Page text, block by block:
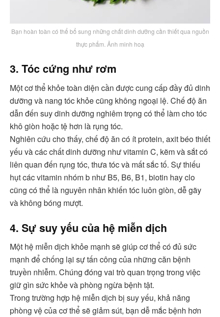
Bạn hoàn toàn có thể bổ sung những chất dinh dưỡng cần thiết qua nguồn
thực phẩm. Ảnh minh hoạ
3. Tóc cứng như rơm
Một cơ thể khỏe toàn diện cần được cung cấp đầy đủ dinh
dưỡng và nang tóc khỏe cũng không ngoại lệ. Chế độ ăn
dẫn đến suy dinh dưỡng nghiêm trọng có thể làm cho tóc
khô giòn hoặc tệ hơn là rụng tóc.
Nghiên cứu cho thấy, chế độ ăn có ít protein, axit béo thiết
yếu và các chất dinh dưỡng như vitamin C, kẽm và sắt có
liên quan đến rụng tóc, thưa tóc và mất sắc tố. Sự thiếu
hụt các vitamin nhóm b như B5, B6, B1, biotin hay clo
cũng có thể là nguyên nhân khiến tóc luôn giòn, dễ gãy
và không bóng mượt.
4. Sự suy yếu của hệ miễn dịch
Một hệ miễn dịch khỏe mạnh sẽ giúp cơ thể có đủ sức
mạnh để chống lại sự tấn công của những căn bệnh
truyền nhiễm. Chúng đóng vai trò quan trọng trong việc
giữ gìn sức khỏe và phòng ngừa bệnh tật.
Trong trường hợp hệ miễn dịch bị suy yếu, khả năng
phòng vệ của cơ thể sẽ giảm sút, bạn dễ mắc bệnh hơn